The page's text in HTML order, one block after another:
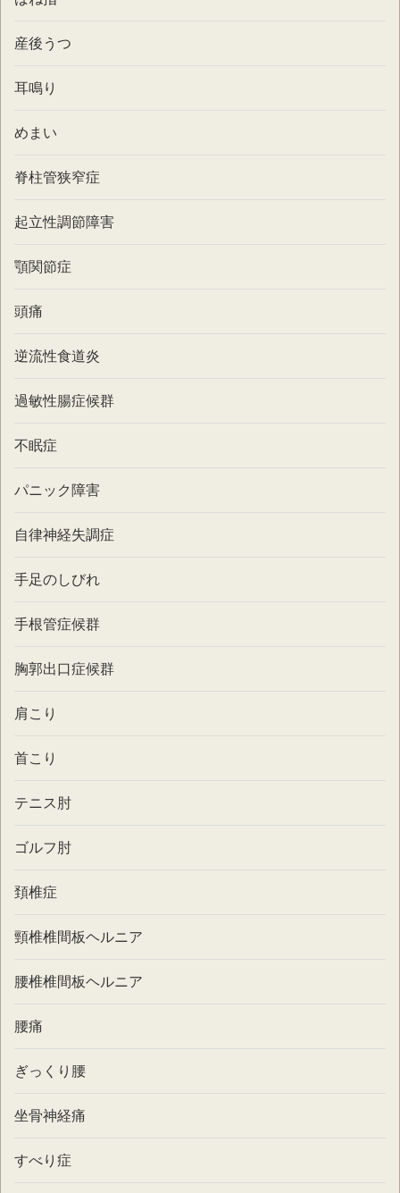
産後うつ
耳鳴り
めまい
脊柱管狭窄症
起立性調節障害
顎関節症
頭痛
逆流性食道炎
過敏性腸症候群
不眠症
パニック障害
自律神経失調症
手足のしびれ
手根管症候群
胸郭出口症候群
肩こり
首こり
テニス肘
ゴルフ肘
頚椎症
頸椎椎間板ヘルニア
腰椎椎間板ヘルニア
腰痛
ぎっくり腰
坐骨神経痛
すべり症